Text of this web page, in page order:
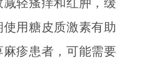
用糖皮质激素有助
疹患者，可能需要